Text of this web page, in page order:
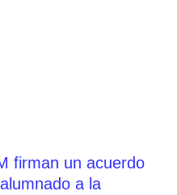
firman un acuerdo
a la